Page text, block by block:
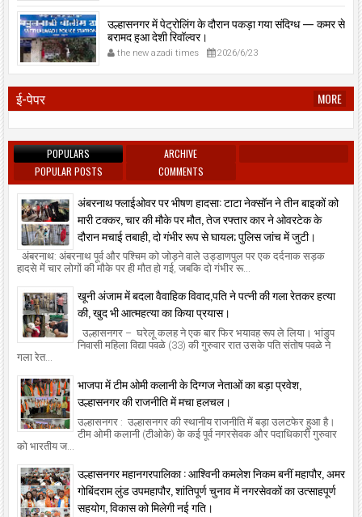
उल्हासनगर में पेट्रोलिंग के दौरान पकड़ा गया संदिग्ध — कमर से
बरामद हुआ देशी रिवॉल्वर।
the new azadi times 2026/6/23
ई-पेपर MORE
POPULARS
ARCHIVE
POPULAR POSTS
COMMENTS
अंबरनाथ फ्लाईओवर पर भीषण हादसा: टाटा नेक्सॉन ने तीन बाइकों को
मारी टक्कर, चार की मौके पर मौत, तेज रफ्तार कार ने ओवरटेक के
दौरान मचाई तबाही, दो गंभीर रूप से घायल; पुलिस जांच में जुटी।
अंबरनाथ: अंबरनाथ पूर्व और पश्चिम को जोड़ने वाले उड्डाणपुल पर एक दर्दनाक सड़क
हादसे में चार लोगों की मौके पर ही मौत हो गई, जबकि दो गंभीर रू...
खूनी अंजाम में बदला वैवाहिक विवाद,पति ने पत्नी की गला रेतकर हत्या
की, खुद भी आत्महत्या का किया प्रयास।
उल्हासनगर – घरेलू कलह ने एक बार फिर भयावह रूप ले लिया। भांडुप
निवासी महिला विद्या पवळे (33) की गुरुवार रात उसके पति संतोष पवळे ने
गला रेत...
भाजपा में टीम ओमी कलानी के दिग्गज नेताओं का बड़ा प्रवेश,
उल्हासनगर की राजनीति में मचा हलचल।
उल्हासनगर : उल्हासनगर की स्थानीय राजनीति में बड़ा उलटफेर हुआ है।
टीम ओमी कलानी (टीओके) के कई पूर्व नगरसेवक और पदाधिकारी गुरुवार
को भारतीय ज...
उल्हासनगर महानगरपालिका : आश्विनी कमलेश निकम बनीं महापौर, अमर
गोबिंदराम लुंड उपमहापौर, शांतिपूर्ण चुनाव में नगरसेवकों का उत्साहपूर्ण
सहयोग, विकास को मिलेगी नई गति।